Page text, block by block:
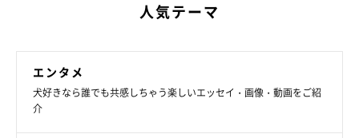
人気テーマ
エンタメ
犬好きなら誰でも共感しちゃう楽しいエッセイ・画像・動画をご紹
介